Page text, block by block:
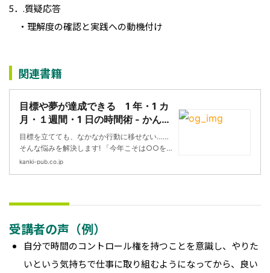
5．.質疑応答
・理解度の確認と実践への動機付け
関連書籍
目標や夢が達成できる 1 年・1 カ
月・１週間・1 日の時間術 - かんき
出版
目標を立てても、なかなか行動に移せない……
そんな悩みを解決します! 「今年こそは○○を達
成しよう」「将来に向けて□□の資格を取得す
kanki-pub.co.jp
受講者の声（例）
自分で時間のコントロール権を持つことを意識し、やりた
いという気持ちで仕事に取り組むようになってから、良い